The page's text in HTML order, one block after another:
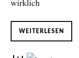
WEITERLESEN